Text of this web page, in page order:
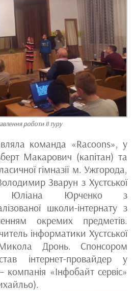
роботи ІІ туру
команда «Racoons», у
Макарович (капітан) та
гімназії м. Ужгорода,
Зварун з Хустської
Юліана Юрченко з
школи-інтернату з
окремих предметів.
інформатики Хустської
Микола Дронь. Спонсором
інтернет-провайдер у
компанія «Інфобайт сервіс»